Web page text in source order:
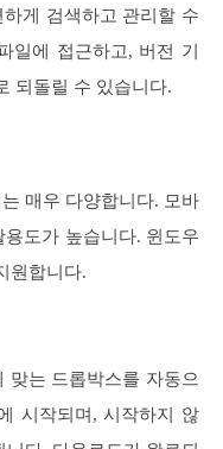
게 검색하고 관리할 수
일에 접근하고, 버전 기
되돌릴 수 있습니다.
매우 다양합니다. 모바
도가 높습니다. 윈도우
원합니다.
맞는 드롭박스를 자동으
시작되며, 시작하지 않